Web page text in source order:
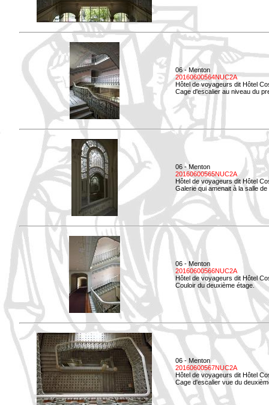
06 - Menton
20160600564NUC2A
Hôtel de voyageurs dit Hôtel
Cage d'escalier au niveau du
06 - Menton
20160600565NUC2A
Hôtel de voyageurs dit Hôtel
Galerie qui amenait à la salle
06 - Menton
20160600566NUC2A
Hôtel de voyageurs dit Hôtel
Couloir du deuxième étage.
06 - Menton
20160600567NUC2A
Hôtel de voyageurs dit Hôtel
Cage d'escalier vue du